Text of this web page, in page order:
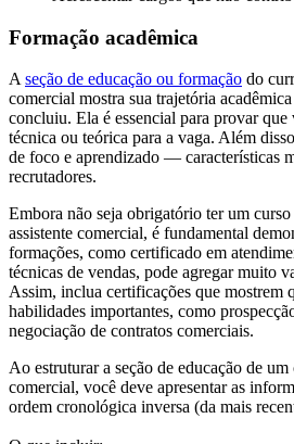
Formação acadêmica
A seção de educação ou formação do
comercial mostra sua trajetória
concluiu. Ela é essencial para provar
técnica ou teórica para a vaga. Além
de foco e aprendizado — características
recrutadores.
Embora não seja obrigatório ter um
assistente comercial, é fundamental
formações, como certificado em
técnicas de vendas, pode agregar muito
Assim, inclua certificações que mostrem
habilidades importantes, como
negociação de contratos comerciais.
Ao estruturar a seção de educação de
comercial, você deve apresentar as
ordem cronológica inversa (da mais